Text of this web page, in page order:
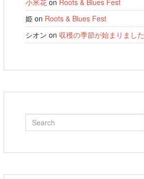
小米花 on Roots & Blues Fest
姫 on Roots & Blues Fest
シオン on 収穫の季節が始まりました